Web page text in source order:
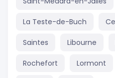
La Teste-de-Buch
Saintes Libourne
Rochefort Lormont